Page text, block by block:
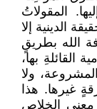
المقولاتُ
الدينية إلا
الله بطريقٍ
القائلةِ بها،
ولا
غيرها. هذا
معنى الخلاص